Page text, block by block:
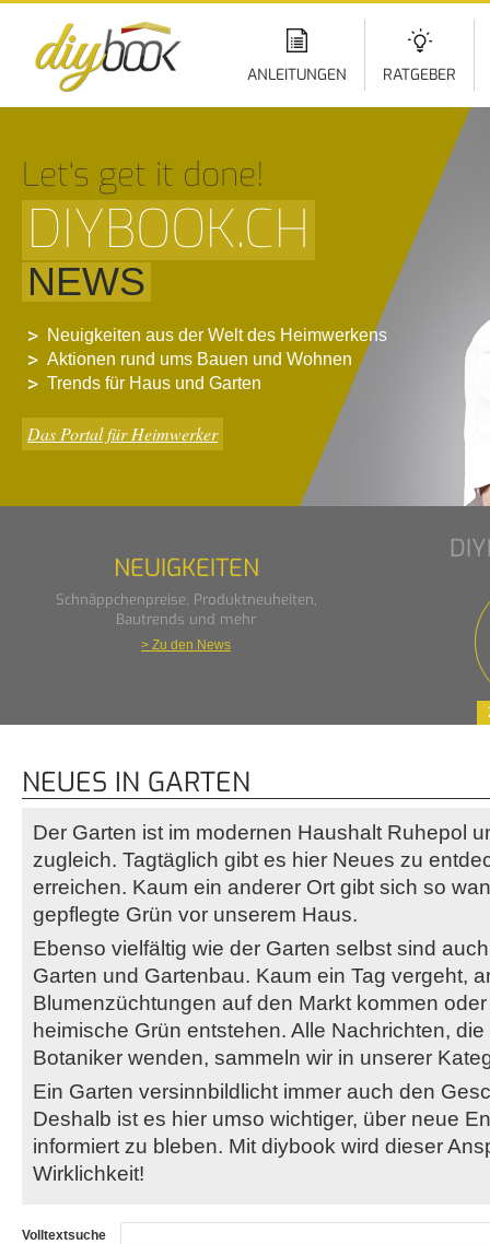
ANLEITUNGEN RATGEBER
Let‘s get it done!
DIYBOOK.CH
NEWS
Neuigkeiten aus der Welt des Heimwerkens
Aktionen rund ums Bauen und Wohnen
Trends für Haus und Garten
Das Portal für Heimwerker
NEUIGKEITEN
Schnäppchenpreise, Produktneuheiten,
Bautrends und mehr
> Zu den News
NEUES IN GARTEN
Der Garten ist im modernen Haushalt Ruhepol
zugleich. Tagtäglich gibt es hier Neues zu
erreichen. Kaum ein anderer Ort gibt sich so
gepflegte Grün vor unserem Haus.
Ebenso vielfältig wie der Garten selbst sind
Garten und Gartenbau. Kaum ein Tag vergeht,
Blumenzüchtungen auf den Markt kommen
heimische Grün entstehen. Alle Nachrichten,
Botaniker wenden, sammeln wir in unserer
Ein Garten versinnbildlicht immer auch den
Deshalb ist es hier umso wichtiger, über neue
informiert zu bleben. Mit diybook wird dieser
Wirklichkeit!
Volltextsuche